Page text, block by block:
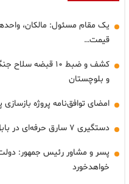
یک مقام مسئول: مالکان،
قیمت…
کشف و ضبط ۱۰
و بلوچستان
امضای توافق‌نامه پروژه بازسازی پالایشگاه
دستگیری ۷ سارق حرفه‌ای در بابل
پسر و مشاور رئیس جمهور:
خواهدخورد